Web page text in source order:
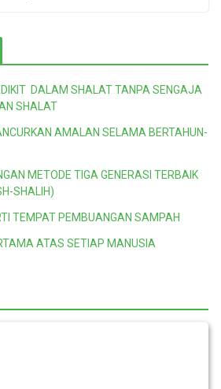
DALAM SHALAT TANPA SENGAJA
SHALAT
AMALAN SELAMA BERTAHUN-
METODE TIGA GENERASI TERBAIK
SHALIH)
TEMPAT PEMBUANGAN SAMPAH
ATAS SETIAP MANUSIA